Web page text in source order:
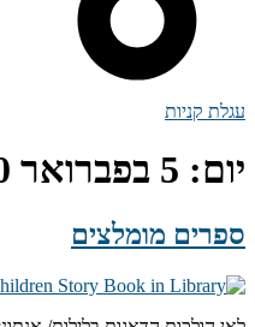
עגלת קניות
יום: 5 בפברואר 2020
ספרים מומלצים